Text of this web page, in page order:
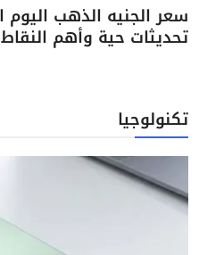
تحديثات حية وأهم النقاط
تكنولوجيا